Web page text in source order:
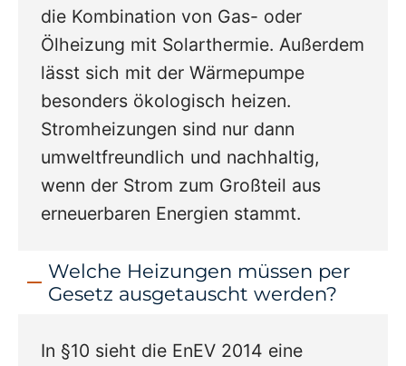
die Kombination von Gas- oder
Ölheizung mit Solarthermie. Außerdem
lässt sich mit der Wärmepumpe
besonders ökologisch heizen.
Stromheizungen sind nur dann
umweltfreundlich und nachhaltig,
wenn der Strom zum Großteil aus
erneuerbaren Energien stammt.
Welche Heizungen müssen per
Gesetz ausgetauscht werden?
In §10 sieht die EnEV 2014 eine